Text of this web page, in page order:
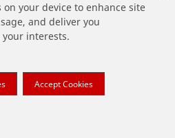
on your device to enhance site
and deliver you
interests.
Accept Cookies
ở trên là các thương hiệu của 3M.